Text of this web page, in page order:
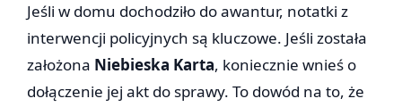
Jeśli w domu dochodziło do awantur, notatki z
interwencji policyjnych są kluczowe. Jeśli została
założona Niebieska Karta, koniecznie wnieś o
dołączenie jej akt do sprawy. To dowód na to, że